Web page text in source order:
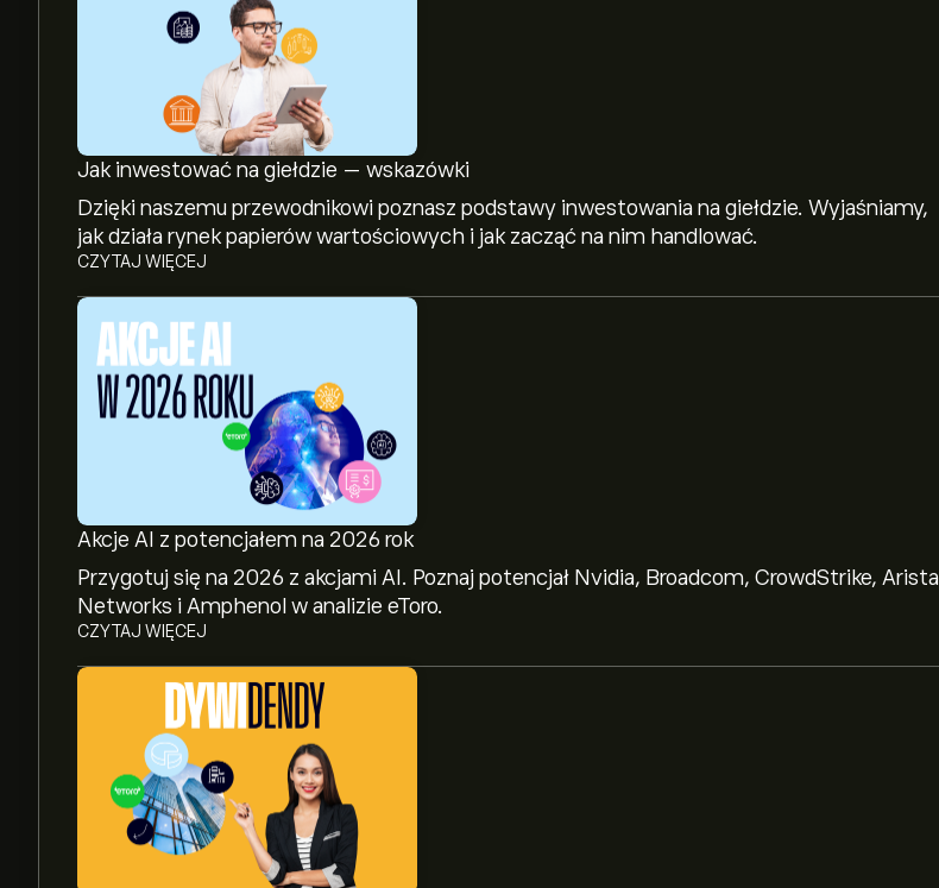
Jak inwestować na giełdzie — wskazówki
Dzięki naszemu przewodnikowi poznasz podstawy inwestowania na giełdzie. Wyjaśniamy,
jak działa rynek papierów wartościowych i jak zacząć na nim handlować.
CZYTAJ WIĘCEJ
Akcje AI z potencjałem na 2026 rok
Przygotuj się na 2026 z akcjami AI. Poznaj potencjał Nvidia, Broadcom, CrowdStrike, Arista
Networks i Amphenol w analizie eToro.
CZYTAJ WIĘCEJ
Aktualna cena instrumentu: CPRI wynosi 15.00‎$‎.
Średnia cena docelowa dla instrumentu: Capri Holdings Ltd wynosi 15.00‎$‎.
na eToro, aby poznać szczegółowe prognozy analityków i ceny docelowe.